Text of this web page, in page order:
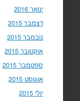
ינואר 2016
דצמבר 2015
נובמבר 2015
אוקטובר 2015
ספטמבר 2015
אוגוסט 2015
יולי 2015